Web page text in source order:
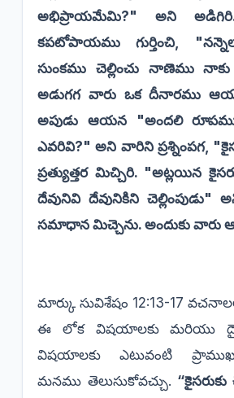
అభిప్రాయమేమి?" అని
కపటోపాయము గుర్తించి, "నన్నెలా
సుంకము చెల్లించు నాణెము
అడుగగ వారు ఒక దీనారము
అపుడు ఆయన "అందలి
ఎవరివి?" అని వారిని ప్రశ్నింపగ,
ప్రత్యుత్తర మిచ్చిరి. "అట్లయిన
దేవునివి దేవునికిని
సమాధాన మిచ్చెను. అందుకు వారు
మార్కు సువిశేషం 12:13-17
ఈ లోక విషయాలకు మరియు
విషయాలకు ఎటువంటి
మనము తెలుసుకోవచ్చు.